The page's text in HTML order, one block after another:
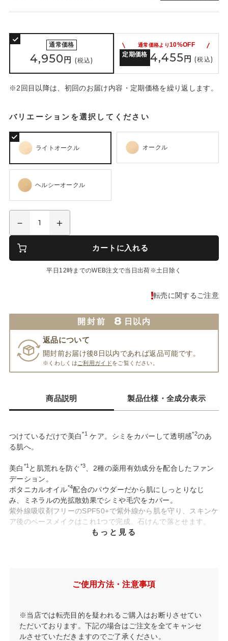
通常価格
4,950 円 (税込)
通常価格より10%OFF
定期価格 4,455 円 (税込)
※2回目以降は、初回のお届け内容・定期価格を繰り返します。
バリエーションを選択してください
ライトオークル オークル
ヘルシーオークル
カートに入れる
平日12時までのWEB注文で当日出荷※土日除く
転売に関するご注意
開封前 8 日以内
返品について
開封前お届け後8日以内であれば返品可能です。
※くわしくは ご利用ガイドをご覧ください。
商品説明 製品仕様・全成分表示
つけているだけで美白 *1 ケア。シミをカバーして透明感*2のあ
る肌へ。
美白 *1と肌荒れを防ぐ*3
、2種の薬用有効成分を配合したファン
デーション。
ボタニカルオイル*4配合のパウダーだから肌にしっとりなじ
み、ミネラルの光拡散効果でシミや毛穴をカバー。
紫外線吸収剤フリーのSPF50+で紫外線から肌を守り、スキンケ
ア後のベースメイクはこれ1つで完成。石けんで落とせます。
✓2種の薬用有効成分を配合し、美白
効果のある「ビタミンC誘導体」*5が肌表面の水分になじ
「酸化亜鉛」は肌の上にとどまり、肌荒れを防ぎ、肌をすこや
かに保ちます。
*4
もっと見る
ご使用方法・注意事項
※当店では転売目的を疑われるご購入はお断りさせてい
ただいております。下記の場合はご注文を全てキャンセ
ルさせていただきますのでご了承ください。